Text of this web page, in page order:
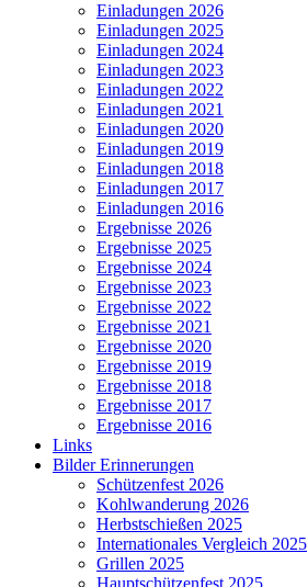
Einladungen 2026
Einladungen 2025
Einladungen 2024
Einladungen 2023
Einladungen 2022
Einladungen 2021
Einladungen 2020
Einladungen 2019
Einladungen 2018
Einladungen 2017
Einladungen 2016
Ergebnisse 2026
Ergebnisse 2025
Ergebnisse 2024
Ergebnisse 2023
Ergebnisse 2022
Ergebnisse 2021
Ergebnisse 2020
Ergebnisse 2019
Ergebnisse 2018
Ergebnisse 2017
Ergebnisse 2016
Links
Bilder Erinnerungen
Schützenfest 2026
Kohlwanderung 2026
Herbstschießen 2025
Internationales Vergleich 2025
Grillen 2025
Hauptschützenfest 2025